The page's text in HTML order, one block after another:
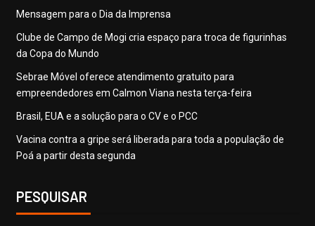
​Mensagem para o Dia da Imprensa
Clube de Campo de Mogi cria espaço para troca de figurinhas
da Copa do Mundo
Sebrae Móvel oferece atendimento gratuito para
empreendedores em Calmon Viana nesta terça-feira
Brasil, EUA e a solução para o CV e o PCC
Vacina contra a gripe será liberada para toda a população de
Poá a partir desta segunda
PESQUISAR